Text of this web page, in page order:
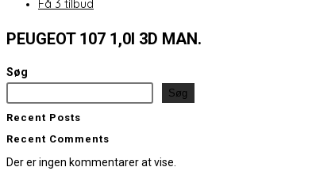
Få 3 tilbud
PEUGEOT 107 1,0I 3D MAN.
Søg
Søg
Recent Posts
Recent Comments
Der er ingen kommentarer at vise.